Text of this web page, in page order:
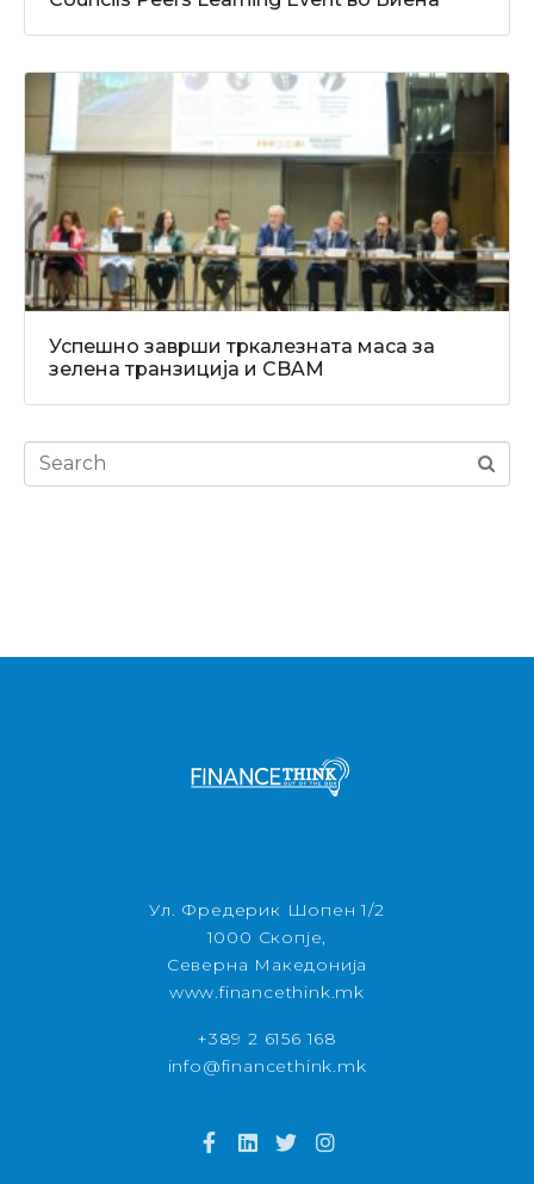
Успешно заврши тркалезната маса за
зелена транзиција и CBAM
Ул. Фредерик Шопен 1/2
1000 Скопје,
Северна Македонија
www.financethink.mk
+389 2 6156 168
info@financethink.mk